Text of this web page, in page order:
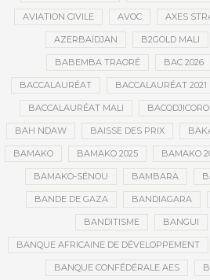
AVIATION CIVILE AVOC AXES
AZERBAÏDJAN B2GOLD MALI
BABEMBA TRAORÉ BAC 2026
BACCALAURÉAT BACCALAURÉAT 2021
BACCALAURÉAT MALI
BAH NDAW BAISSE DES PRIX
BAMAKO BAMAKO 2025 BAMAKO
BAMAKO-SÉNOU BAMBARA
BANDE DE GAZA BANDIAGARA
BANDITISME BANGUI
BANQUE AFRICAINE DE DÉVELOPPEMENT
BANQUE CONFÉDÉRALE AES